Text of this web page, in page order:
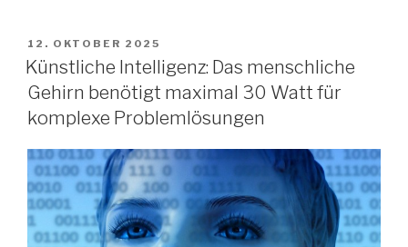
VERÖFFENTLICHT
AM
12. OKTOBER 2025
Künstliche Intelligenz: Das menschliche
Gehirn benötigt maximal 30 Watt für
komplexe Problemlösungen